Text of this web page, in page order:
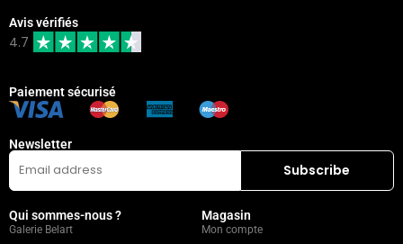
Avis vérifiés
4.7
Paiement sécurisé
Newsletter
Qui sommes-nous ?
Galerie Belart
Magasin
Mon compte